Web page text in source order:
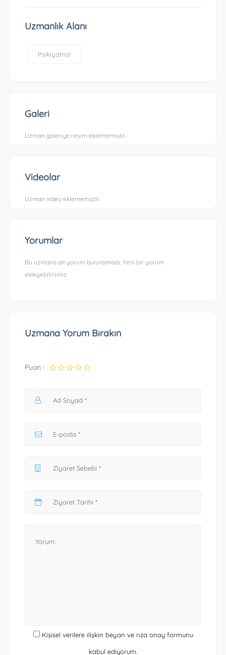
Uzmanlık Alanı
Psikiyatrist
Galeri
Uzman galeriye resim eklememiştir.
Videolar
Uzman video eklememiştir.
Yorumlar
Bu uzmana ait yorum bulunamadı. Yeni bir yorum
ekleyebilirsiniz.
Uzmana Yorum Bırakın
Puan :
Kişisel verilere ilişkin beyan ve rıza onay formunu
kabul ediyorum.